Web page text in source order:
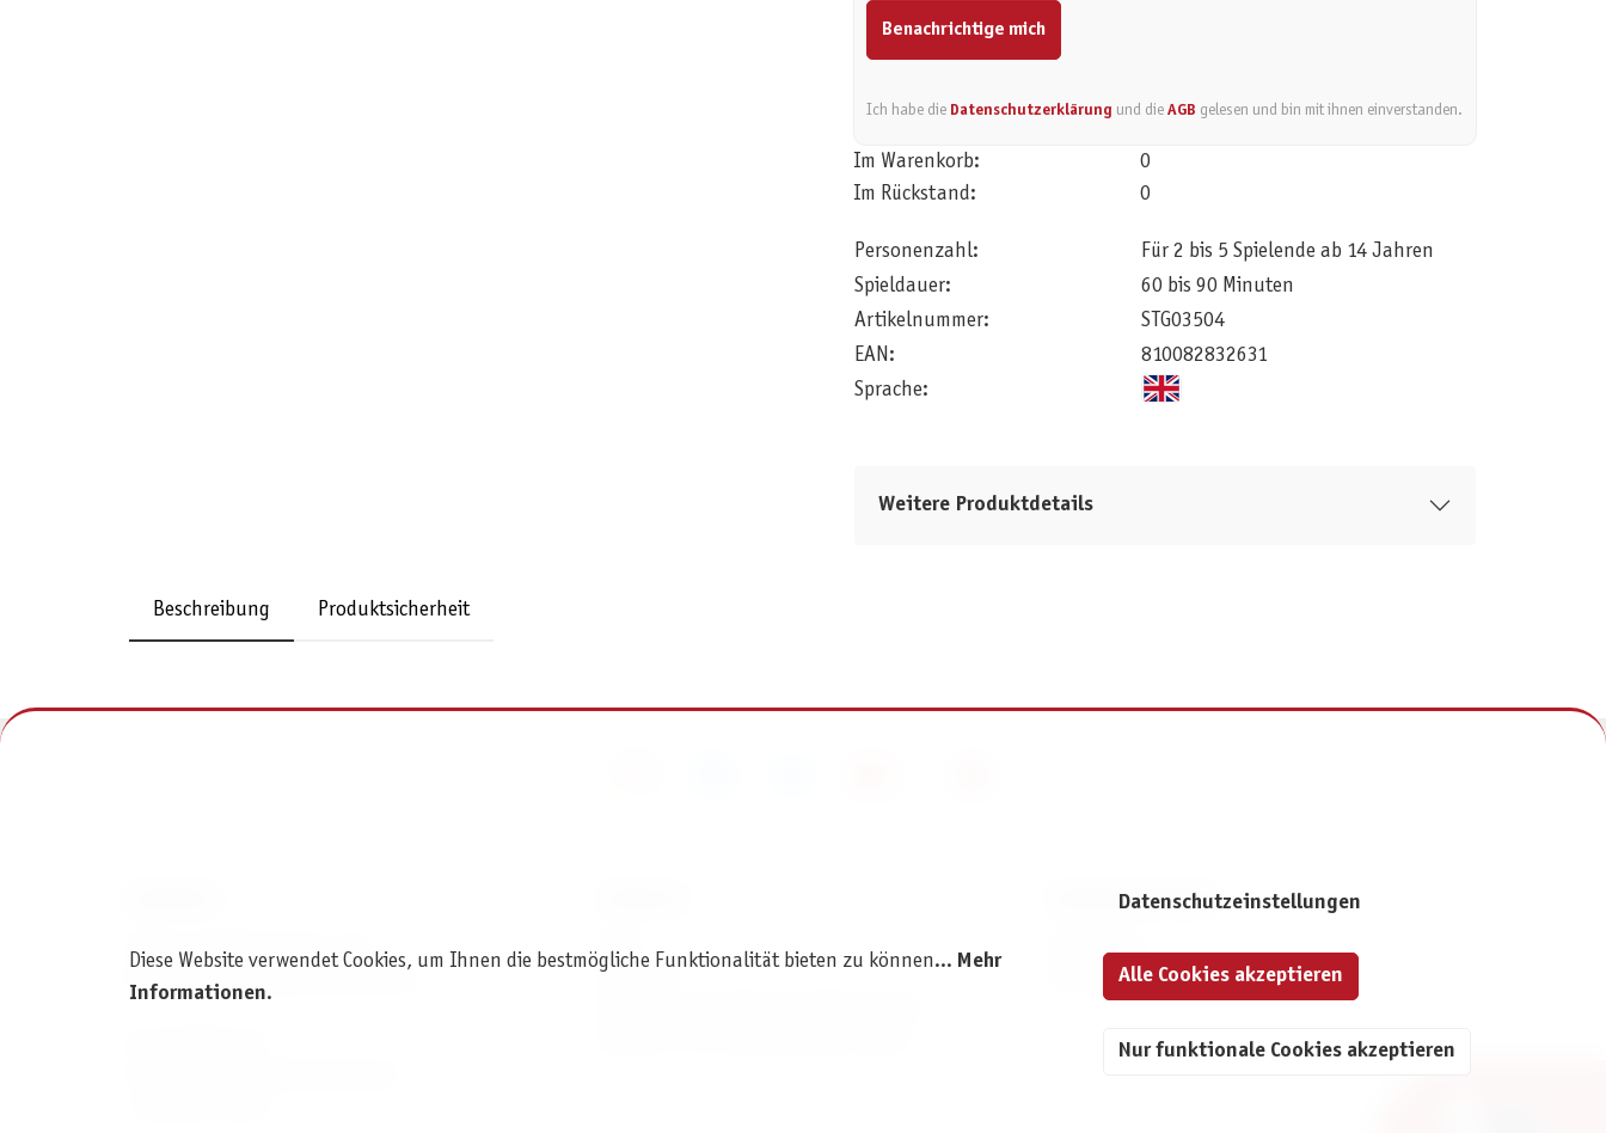
Benachrichtige mich
Ich habe die Datenschutzerklärung und dieAGB gelesen und bin mit ihnen einverstanden.
Im Warenkorb:
0
Im Rückstand:
0
Personenzahl:
Für 2 bis 5 Spielende ab 14 Jahren
Spieldauer:
60 bis 90 Minuten
Artikelnummer:
STG03504
EAN:
810082832631
Sprache:
Weitere Produktdetails
Beschreibung Produktsicherheit
Pegasus Spiele Verlags- und
Medienvertriebsgesellschaft mbH
AGB
Widerruf
INFORMATIONEN
Datenschutz
Diese Website verwendet Cookies, um Ihnen die bestmögliche Funktionalität bieten zu können... Mehr
Informationen.
Datenschutzeinstellungen
Nur funktionale Cookies akzeptieren
Alle Cookies akzeptieren